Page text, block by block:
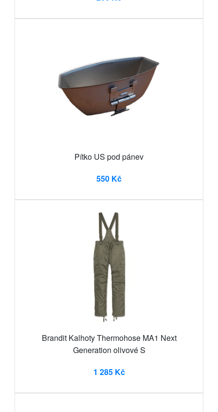
Pítko US pod pánev
550 Kč
Brandit Kalhoty Thermohose MA1 Next
Generation olivové S
1 285 Kč